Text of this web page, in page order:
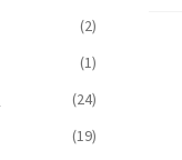
(2)
(1)
(24)
(19)